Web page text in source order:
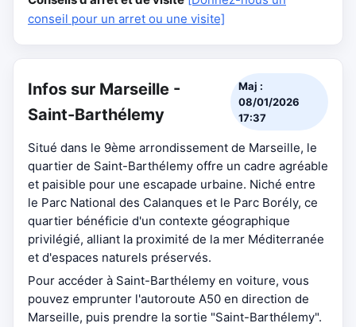
conseil pour un arret ou une visite]
Infos sur Marseille -
Saint-Barthélemy
Maj :
08/01/2026
17:37
Situé dans le 9ème arrondissement de Marseille, le
quartier de Saint-Barthélemy offre un cadre agréable
et paisible pour une escapade urbaine. Niché entre
le Parc National des Calanques et le Parc Borély, ce
quartier bénéficie d'un contexte géographique
privilégié, alliant la proximité de la mer Méditerranée
et d'espaces naturels préservés.
Pour accéder à Saint-Barthélemy en voiture, vous
pouvez emprunter l'autoroute A50 en direction de
Marseille, puis prendre la sortie "Saint-Barthélemy".